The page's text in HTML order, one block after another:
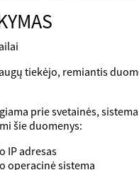
tiekėjo, remiantis
prie svetainės,
šie duomenys:
IP adresas
operacinė sistema